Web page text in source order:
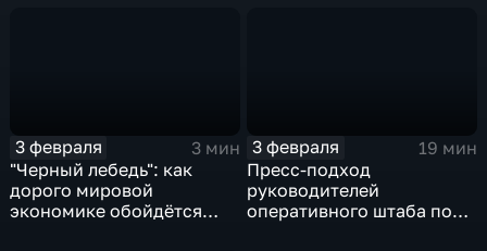
3 февраля
3 мин
"Черный лебедь": как
дорого мировой
экономике обойдётся
3 февраля
19 мин
Пресс-подход
руководителей
оперативного штаба по